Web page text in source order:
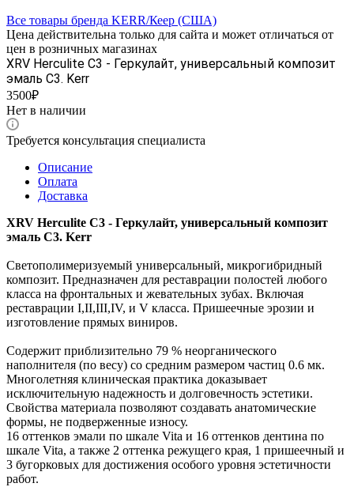
Все товары бренда KERR/Кеер (США)
Цена действительна только для сайта и может отличаться от
цен в розничных магазинах
XRV Herculite C3 - Геркулайт, универсальный композит
эмаль C3. Kerr
3500₽
Нет в наличии
Требуется консультация специалиста
Описание
Оплата
Доставка
XRV Herculite C3 - Геркулайт, универсальный композит
эмаль C3. Kerr
Светополимеризуемый универсальный, микрогибридный
композит. Предназначен для реставрации полостей любого
класса на фронтальных и жевательных зубах. Включая
реставрации I,II,III,IV, и V класса. Пришеечные эрозии и
изготовление прямых виниров.
Содержит приблизительно 79 % неорганического
наполнителя (по весу) со средним размером частиц 0.6 мк.
Многолетняя клиническая практика доказывает
исключительную надежность и долговечность эстетики.
Свойства материала позволяют создавать анатомические
формы, не подверженные износу.
16 оттенков эмали по шкале Vita и 16 оттенков дентина по
шкале Vita, а также 2 оттенка режущего края, 1 пришеечный и
3 бугорковых для достижения особого уровня эстетичности
работ.